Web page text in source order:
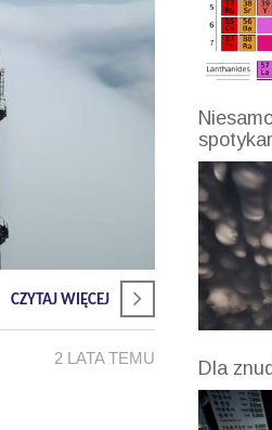
CZYTAJ WIĘCEJ
2 LATA TEMU Dla